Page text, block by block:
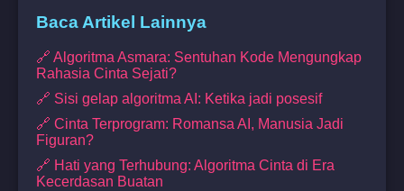
Baca Artikel Lainnya
🔗 Algoritma Asmara: Sentuhan Kode Mengungkap
Rahasia Cinta Sejati?
🔗 Sisi gelap algoritma AI: Ketika jadi posesif
🔗 Cinta Terprogram: Romansa AI, Manusia Jadi
Figuran?
🔗 Hati yang Terhubung: Algoritma Cinta di Era
Kecerdasan Buatan